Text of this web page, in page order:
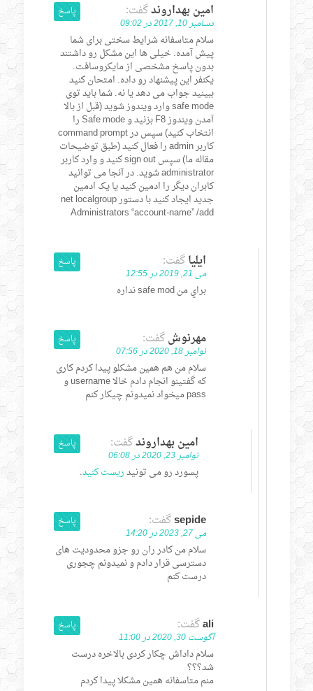
امین بهداروندگفت:
دسامبر 10, 2017 در 09:02
سلام متاسفانه شرایط سختی برای شما
پیش آمده. خیلی ها این مشکل رو داشتند
بدون پاسخ مشخصی از مایکروسافت.
یکنفر این پیشنهاد رو داده. امتحان کنید
ببینید جواب می دهد یا نه. شما باید توی
safe mode وارد ویندوز شوید (قبل از بالا
آمدن ویندوز F8 بزنید و Safe mode را
انتخاب کنید) سپس در command prompt
کاربر admin را فعال کنید (طبق توضیحات
مقاله ما) سپس sign out کنید و وارد کاربر
administrator شوید. در آنجا می توانید
کابران دیگر را ادمین کنید یا یک ادمین
جدید ایجاد کنید با دستور net localgroup
Administrators “account-name” /add
پاسخ
ايلياگفت:
می 21, 2019 در 12:55
براي من safe mod نداره
پاسخ
مهرنوشگفت:
نوامبر 18, 2020 در 07:56
سلام من هم همین مشکلو پیدا کردم کاری
که گفتینو انجام دادم خالا username و
pass میخواد نمیدونم چیکار کنم
پاسخ
امین بهداروندگفت:
نوامبر 23, 2020 در 06:08
پسورد رو می تونیدریست کنید.
پاسخ
sepideگفت:
می 27, 2023 در 14:20
سلام من کادر ران رو جزو محدودیت های
دسترسی قرار دادم و نمیدونم چجوری
درست کنم
پاسخ
aliگفت:
آگوست 30, 2020 در 11:00
سلام داداش چکار کردی بالاخره درست
شد؟؟؟
منم متاسفانه همین مشکلا پیدا کردم
پاسخ